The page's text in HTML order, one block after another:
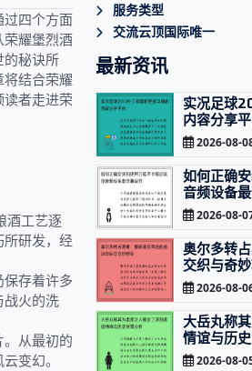
过四个方面
荣耀堡烈酒
的秘诀所
结合荣耀
者走进荣
酒工艺逐
所研发，经
存着许多
战火的洗
从最初的
变幻。
服务类型
交流云顶国际唯一
最新资讯
实况足球
内容分享
2026-08-
如何正确
音频设备
2026-08-
奥尔多转
交织与奇
2026-08-
大岳丸称
情谊与历
2026-08-